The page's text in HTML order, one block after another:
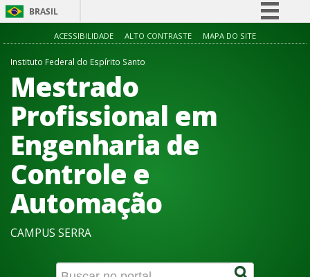
BRASIL
Simplifique!
ACESSIBILIDADE ALTO CONTRASTE MAPA DO SITE
Instituto Federal do Espírito Santo
Mestrado
Profissional em
Engenharia de
Controle e
Automação
CAMPUS SERRA